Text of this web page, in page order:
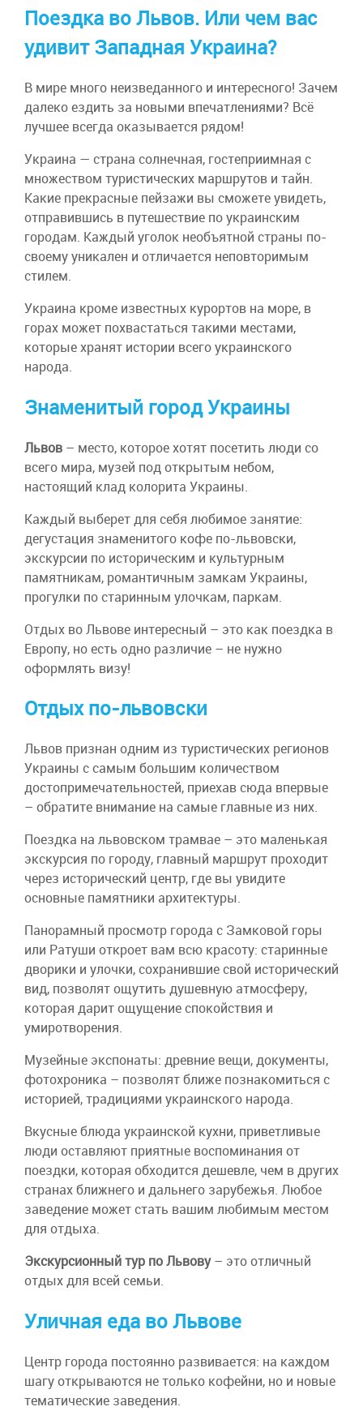
Поездка во Львов. Или чем вас
удивит Западная Украина?
В мире много неизведанного и интересного! Зачем
далеко ездить за новыми впечатлениями? Всё
лучшее всегда оказывается рядом!
Украина — страна солнечная, гостеприимная с
множеством туристических маршрутов и тайн.
Какие прекрасные пейзажи вы сможете увидеть,
отправившись в путешествие по украинским
городам. Каждый уголок необъятной страны по-
своему уникален и отличается неповторимым
стилем.
Украина кроме известных курортов на море, в
горах может похвастаться такими местами,
которые хранят истории всего украинского
народа.
Знаменитый город Украины
Львов – место, которое хотят посетить люди со
всего мира, музей под открытым небом,
настоящий клад колорита Украины.
Каждый выберет для себя любимое занятие:
дегустация знаменитого кофе по-львовски,
экскурсии по историческим и культурным
памятникам, романтичным замкам Украины,
прогулки по старинным улочкам, паркам.
Отдых во Львове интересный – это как поездка в
Европу, но есть одно различие – не нужно
оформлять визу!
Отдых по-львовски
Львов признан одним из туристических регионов
Украины с самым большим количеством
достопримечательностей, приехав сюда впервые
– обратите внимание на самые главные из них.
Поездка на львовском трамвае – это маленькая
экскурсия по городу, главный маршрут проходит
через исторический центр, где вы увидите
основные памятники архитектуры.
Панорамный просмотр города с Замковой горы
или Ратуши откроет вам всю красоту: старинные
дворики и улочки, сохранившие свой исторический
вид, позволят ощутить душевную атмосферу,
которая дарит ощущение спокойствия и
умиротворения.
Музейные экспонаты: древние вещи, документы,
фотохроника – позволят ближе познакомиться с
историей, традициями украинского народа.
Вкусные блюда украинской кухни, приветливые
люди оставляют приятные воспоминания от
поездки, которая обходится дешевле, чем в других
странах ближнего и дальнего зарубежья. Любое
заведение может стать вашим любимым местом
для отдыха.
Экскурсионный тур по Львову– это отличный
отдых для всей семьи.
Уличная еда во Львове
Центр города постоянно развивается: на каждом
шагу открываются не только кофейни, но и новые
тематические заведения.